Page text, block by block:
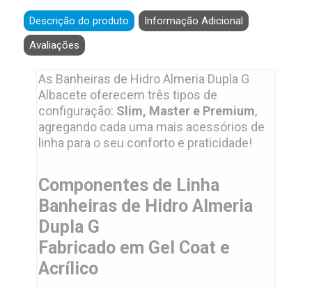
master 220v. bif, acrílico premium 220v. bif
Embalagem
embalagem de filme liso termocontrátil , e em madeira,
quando necessário envio por transportadora
sendo necessária a inclusão deste opcional no
produto.
Descrição do produto
Informação Adicional
Avaliações
As Banheiras de Hidro Almeria Dupla G
Albacete oferecem três tipos de
configuração: Slim, Master e Premium,
agregando cada uma mais acessórios de
linha para o seu conforto e praticidade!
Componentes de Linha
Banheiras de Hidro Almeria
Dupla G
Fabricado em Gel Coat e
Acrílico